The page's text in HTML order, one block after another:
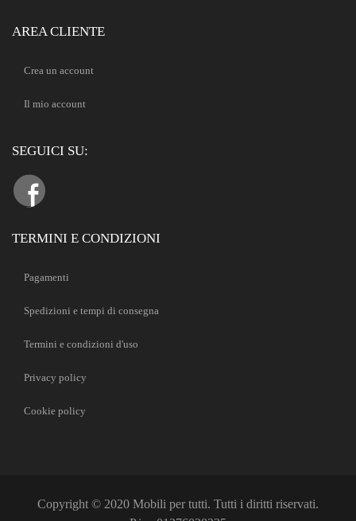
AREA CLIENTE
Crea un account
Il mio account
SEGUICI SU:
TERMINI E CONDIZIONI
Pagamenti
Spedizioni e tempi di consegna
Termini e condizioni d'uso
Privacy policy
Cookie policy
Copyright © 2020 Mobili per tutti. Tutti i diritti riservati.